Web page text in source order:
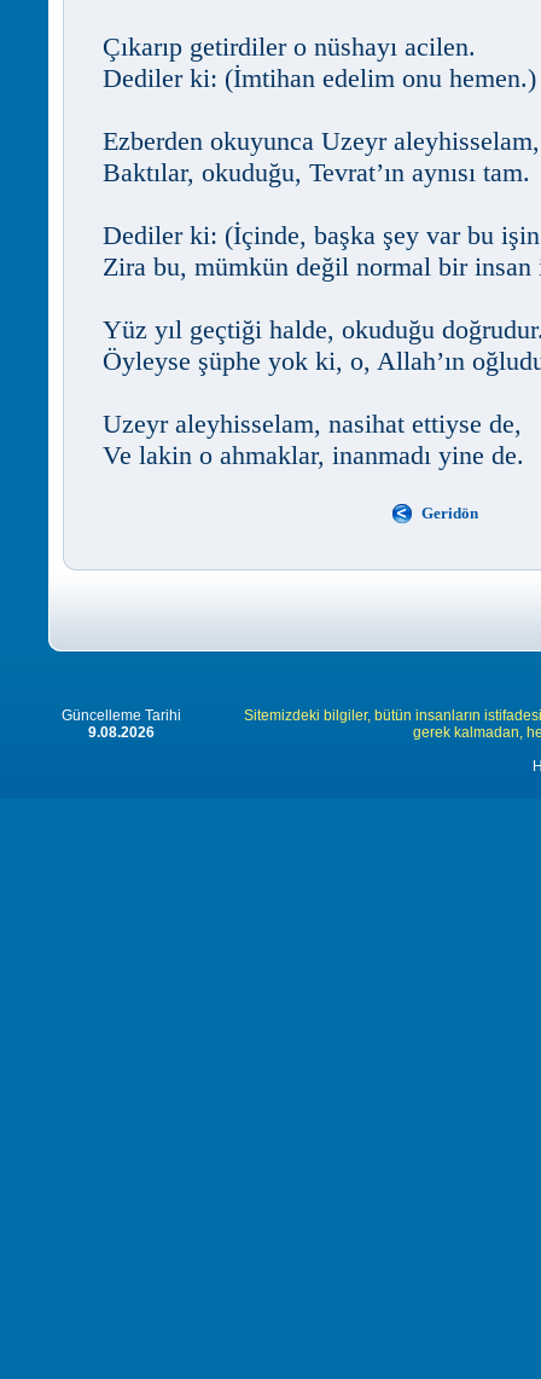
Çıkarıp getirdiler o nüshayı acilen.
Dediler ki: (İmtihan edelim onu hemen.)
Ezberden okuyunca Uzeyr aleyhisselam,
Baktılar, okuduğu, Tevrat’ın aynısı tam.
Dediler ki: (İçinde, başka şey var bu
Zira bu, mümkün değil normal bir insan
Yüz yıl geçtiği halde, okuduğu
Öyleyse şüphe yok ki, o, Allah’ın
Uzeyr aleyhisselam, nasihat ettiyse de,
Ve lakin o ahmaklar, inanmadı yine de.
Geridön
Güncelleme Tarihi
9.08.2026
Sitemizdeki bilgiler, bütün insanların
gerek kalmadan,